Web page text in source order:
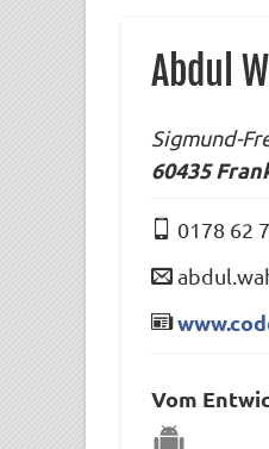
Abdul
Sigmund-
60435
0178 62
Vom